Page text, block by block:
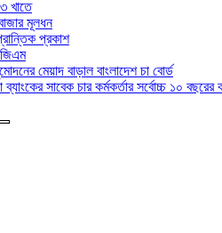
খাতে
মূলধন
প্রকাশ
মেয়াদ বাড়াল বাংলাদেশ চা বোর্ড
সাবেক চার কর্মকর্তার সর্বোচ্চ ১০ বছরের